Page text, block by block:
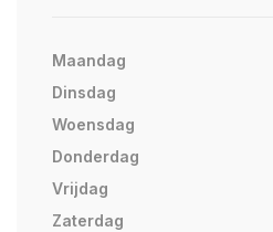
Maandag
Dinsdag
Woensdag
Donderdag
Vrijdag
Zaterdag